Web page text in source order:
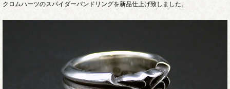
クロムハーツのスパイダーバンドリングを新品仕上げ致しました。